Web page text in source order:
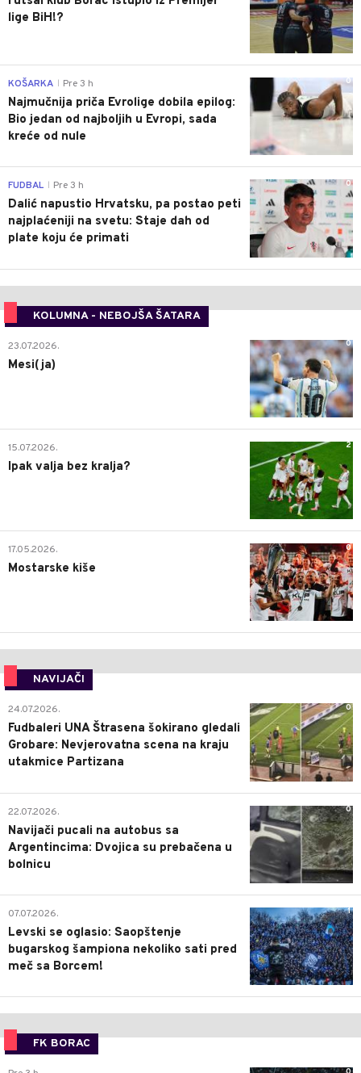
lige BiH!?
0
KOŠARKA Pre 3 h
Najmučnija priča Evrolige dobila epilog:
Bio jedan od najboljih u Evropi, sada
kreće od nule
0
FUDBAL Pre 3 h
Dalić napustio Hrvatsku, pa postao peti
najplaćeniji na svetu: Staje dah od
plate koju će primati
KOLUMNA - NEBOJŠA ŠATARA
0
23.07.2026.
Mesi(ja)
2
15.07.2026.
Ipak valja bez kralja?
0
17.05.2026.
Mostarske kiše
NAVIJAČI
0
24.07.2026.
Fudbaleri UNA Štrasena šokirano gledali
Grobare: Nevjerovatna scena na kraju
utakmice Partizana
0
22.07.2026.
Navijači pucali na autobus sa
Argentincima: Dvojica su prebačena u
bolnicu
1
07.07.2026.
Levski se oglasio: Saopštenje
bugarskog šampiona nekoliko sati pred
meč sa Borcem!
FK BORAC